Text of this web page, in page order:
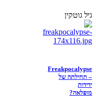
גיל גוטקין
Freakpocalypse
– תחילתה של
ידידות
מופלאה?